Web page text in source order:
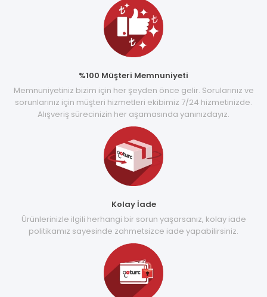
%100 Müşteri Memnuniyeti
Memnuniyetiniz bizim için her şeyden önce gelir. Sorularınız ve
sorunlarınız için müşteri hizmetleri ekibimiz 7/24 hizmetinizde.
Alışveriş sürecinizin her aşamasında yanınızdayız.
Kolay İade
Ürünlerinizle ilgili herhangi bir sorun yaşarsanız, kolay iade
politikamız sayesinde zahmetsizce iade yapabilirsiniz.